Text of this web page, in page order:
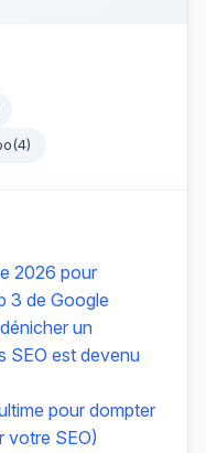
(4)
2026 pour
3 de Google
un
SEO est devenu
pour dompter
votre SEO)